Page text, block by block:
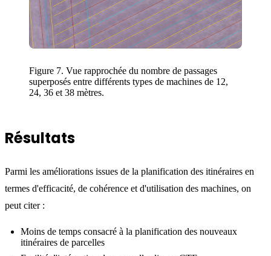
Figure 7. Vue rapprochée du nombre de passages
superposés entre différents types de machines de 12,
24, 36 et 38 mètres.
Résultats
Parmi les améliorations issues de la planification des itinéraires en
termes d'efficacité, de cohérence et d'utilisation des machines, on
peut citer :
Moins de temps consacré à la planification des nouveaux
itinéraires de parcelles